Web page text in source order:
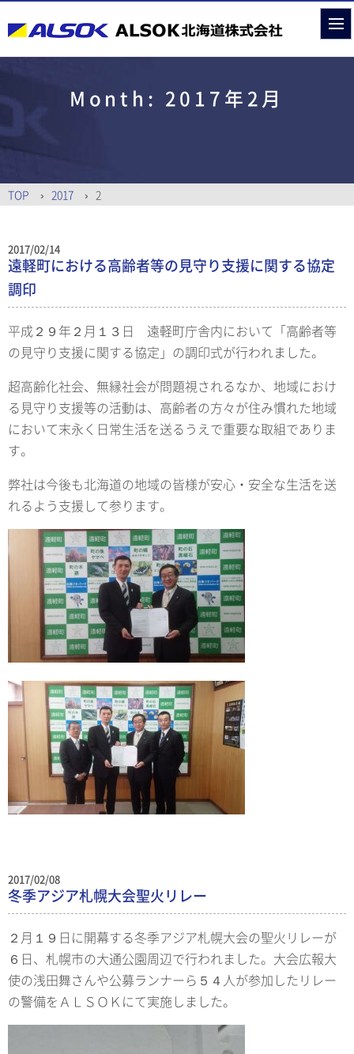
Month: 2017年2月
TOP 2017 2
2017/02/14
遠軽町における高齢者等の見守り支援に関する協定
調印
平成２９年２月１３日 遠軽町庁舎内において「高齢者等
の見守り支援に関する協定」の調印式が行われました。
超高齢化社会、無縁社会が問題視されるなか、地域におけ
る見守り支援等の活動は、高齢者の方々が住み慣れた地域
において末永く日常生活を送るうえで重要な取組でありま
す。
弊社は今後も北海道の地域の皆様が安心・安全な生活を送
れるよう支援して参ります。
2017/02/08
冬季アジア札幌大会聖火リレー
２月１９日に開幕する冬季アジア札幌大会の聖火リレーが
６日、札幌市の大通公園周辺で行われました。大会広報大
使の浅田舞さんや公募ランナーら５４人が参加したリレー
の警備をＡＬＳＯＫにて実施しました。